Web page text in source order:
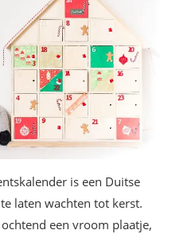
is een Duitse
laten wachten tot kerst.
een vroom plaatje,